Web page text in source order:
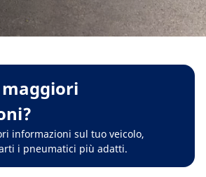
informazioni sul tuo veicolo,
i pneumatici più adatti.